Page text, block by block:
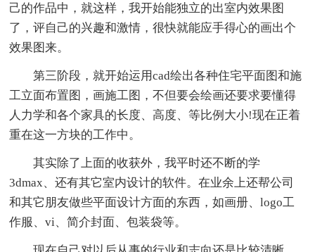
己的作品中，就这样，我开始能独立的出室内效果图
了，评自己的兴趣和激情，很快就能应手得心的画出个
效果图来。
第三阶段，就开始运用cad绘出各种住宅平面图和施
工立面布置图，画施工图，不但要会绘画还要求要懂得
人力学和各个家具的长度、高度、等比例大小!现在正着
重在这一方块的工作中。
其实除了上面的收获外，我平时还不断的学
3dmax、还有其它室内设计的软件。在业余上还帮公司
和其它朋友做些平面设计方面的东西，如画册、logo工
作服、vi、简介封面、包装袋等。